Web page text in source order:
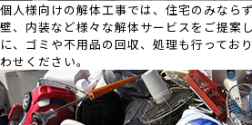
個人様向けの解体工事では、住宅のみなら
壁、内装など様々な解体サービスをご提案
に、ゴミや不用品の回収、処理も行ってお
わせください。